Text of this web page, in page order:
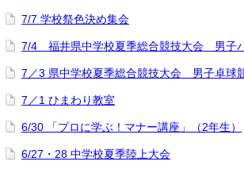
7/7 学校祭色決め集会
7/4 福井県中学校夏季総合競技大会 男子
7／3 県中学校夏季総合競技大会 男子卓球
7／1 ひまわり教室
6/30 「プロに学ぶ！マナー講座」（2年生）
6/27・28 中学校夏季陸上大会